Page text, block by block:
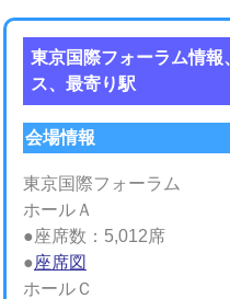
東京国際フォーラム情
ス、最寄り駅
会場情報
東京国際フォーラム
ホールＡ
●座席数：5,012席
●座席図
ホールＣ